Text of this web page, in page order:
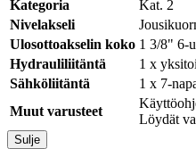
Kategoria
Kat. 2
Nivelakseli
Ulosottoakselin koko 1 3/8" 6-
Hydrauliliitäntä
1 x
Sähköliitäntä
1 x 7-
Muut varusteet
Löydät
Sulje